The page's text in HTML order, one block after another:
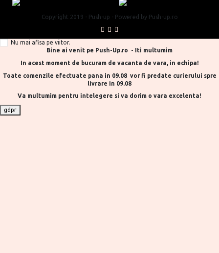
Copyright 2019 - Push-up - Powered by Push-up.ro
Nu mai afisa pe viitor.
Bine ai venit pe Push-Up.ro - Iti multumim
In acest moment de bucuram de vacanta de vara, in echipa!
Toate comenzile efectuate pana in 09.08 vor fi predate curierului spre
livrare in 09.08
Va multumim pentru intelegere si va dorim o vara excelenta!
gdpr